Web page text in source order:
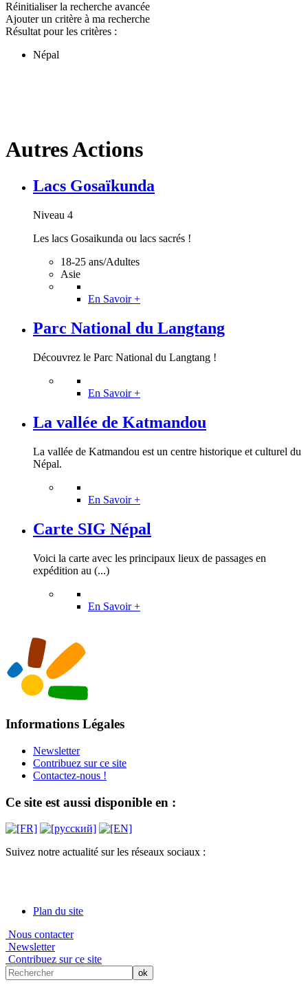
Réinitialiser la recherche avancée
Ajouter un critère à ma recherche
Résultat pour les critères :
Népal
Autres Actions
Lacs Gosaïkunda
Niveau 4
Les lacs Gosaikunda ou lacs sacrés !
18-25 ans/Adultes
Asie
En Savoir +
Parc National du Langtang
Découvrez le Parc National du Langtang !
En Savoir +
La vallée de Katmandou
La vallée de Katmandou est un centre historique et culturel du
Népal.
En Savoir +
Carte SIG Népal
Voici la carte avec les principaux lieux de passages en
expédition au (...)
En Savoir +
Informations Légales
Newsletter
Contribuez sur ce site
Contactez-nous !
Ce site est aussi disponible en :
Suivez notre actualité sur les réseaux sociaux :
Plan du site
Nous contacter
Newsletter
Contribuez sur ce site